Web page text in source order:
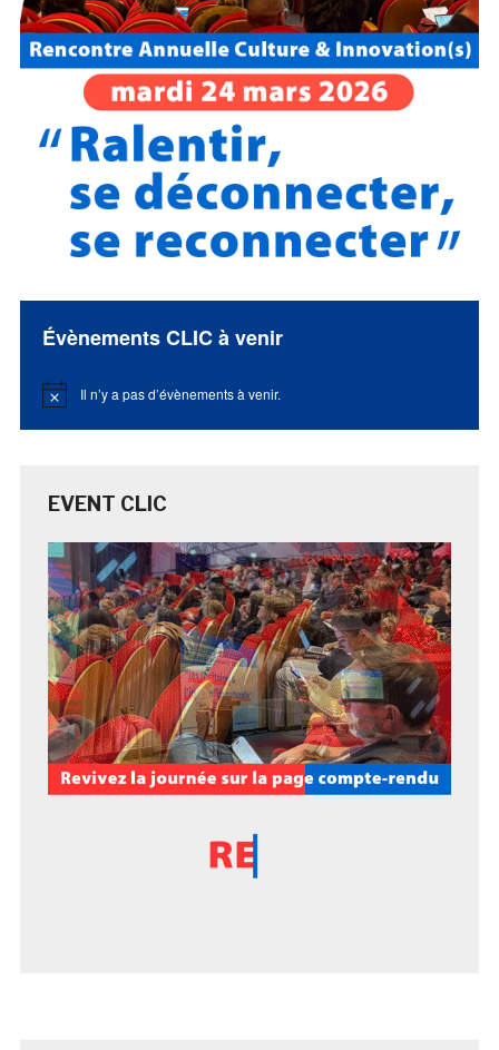
Évènements CLIC à venir
Notice Il n’y a pas d’évènements à venir.
EVENT CLIC